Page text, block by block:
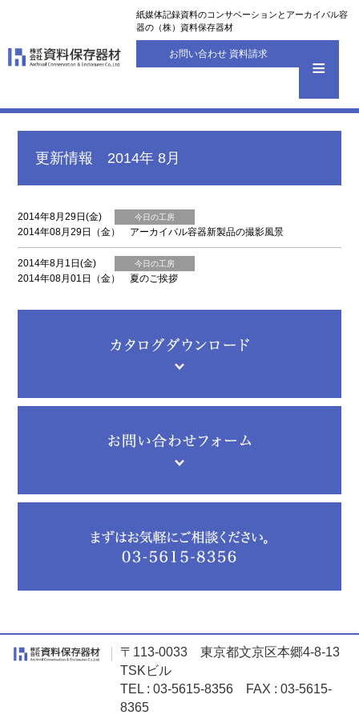
紙媒体記録資料のコンサベーションとアーカイバル容
器の（株）資料保存器材
お問い合わせ 資料請求
更新情報 2014年 8月
2014年8月29日(金) 今日の工房
2014年08月29日（金） アーカイバル容器新製品の撮影風景
2014年8月1日(金) 今日の工房
2014年08月01日（金） 夏のご挨拶
〒113-0033 東京都文京区本郷4-8-13
TSKビル
TEL : 03-5615-8356 FAX : 03-5615-
8365